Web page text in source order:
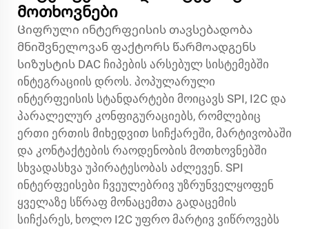
მოთხოვნები
Ციფრული ინტერფეისის თავსებადობა
მნიშვნელოვან ფაქტორს წარმოადგენს
სიზუსტის DAC ჩიპების არსებულ სისტემებში
ინტეგრაციის დროს. პოპულარული
ინტერფეისის სტანდარტები მოიცავს SPI, I2C და
პარალელურ კონფიგურაციებს, რომლებიც
ერთი ერთის მიხედვით სიჩქარეში, მარტივობაში
და კონტაქტების რაოდენობის მოთხოვნებში
სხვადასხვა უპირატესობას აძლევენ. SPI
ინტერფეისები ჩვეულებრივ უზრუნველყოფენ
ყველაზე სწრაფ მონაცემთა გადაცემის
სიჩქარეს, ხოლო I2C უფრო მარტივ ვიწროვებს